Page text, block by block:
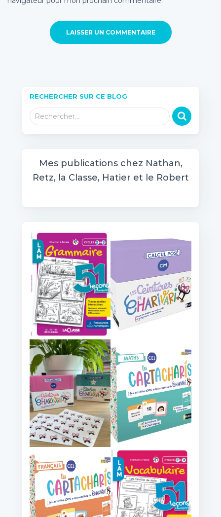
RECHERCHER SUR CE BLOG
R Rechercher…
Mes publications chez Nathan,
Retz, la Classe, Hatier et le Robert